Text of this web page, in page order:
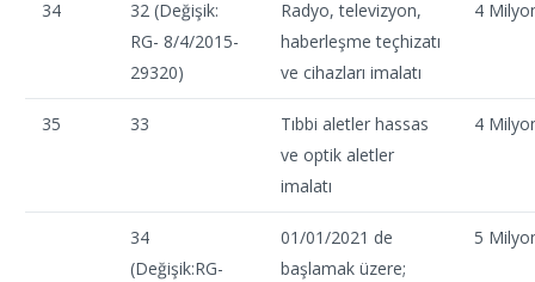
34
32 (Değişik:
RG- 8/4/2015-
29320)
Radyo, televizyon,
haberleşme teçhizatı
ve cihazları imalatı
4
35 33
Tıbbi aletler hassas
ve optik aletler
imalatı
4
34
(Değişik:RG-
01/01/2021 de
başlamak üzere;
5